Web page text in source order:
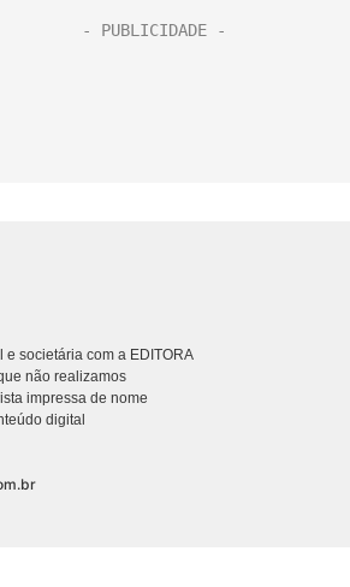
societária com a EDITORA
não realizamos
impressa de nome
digital